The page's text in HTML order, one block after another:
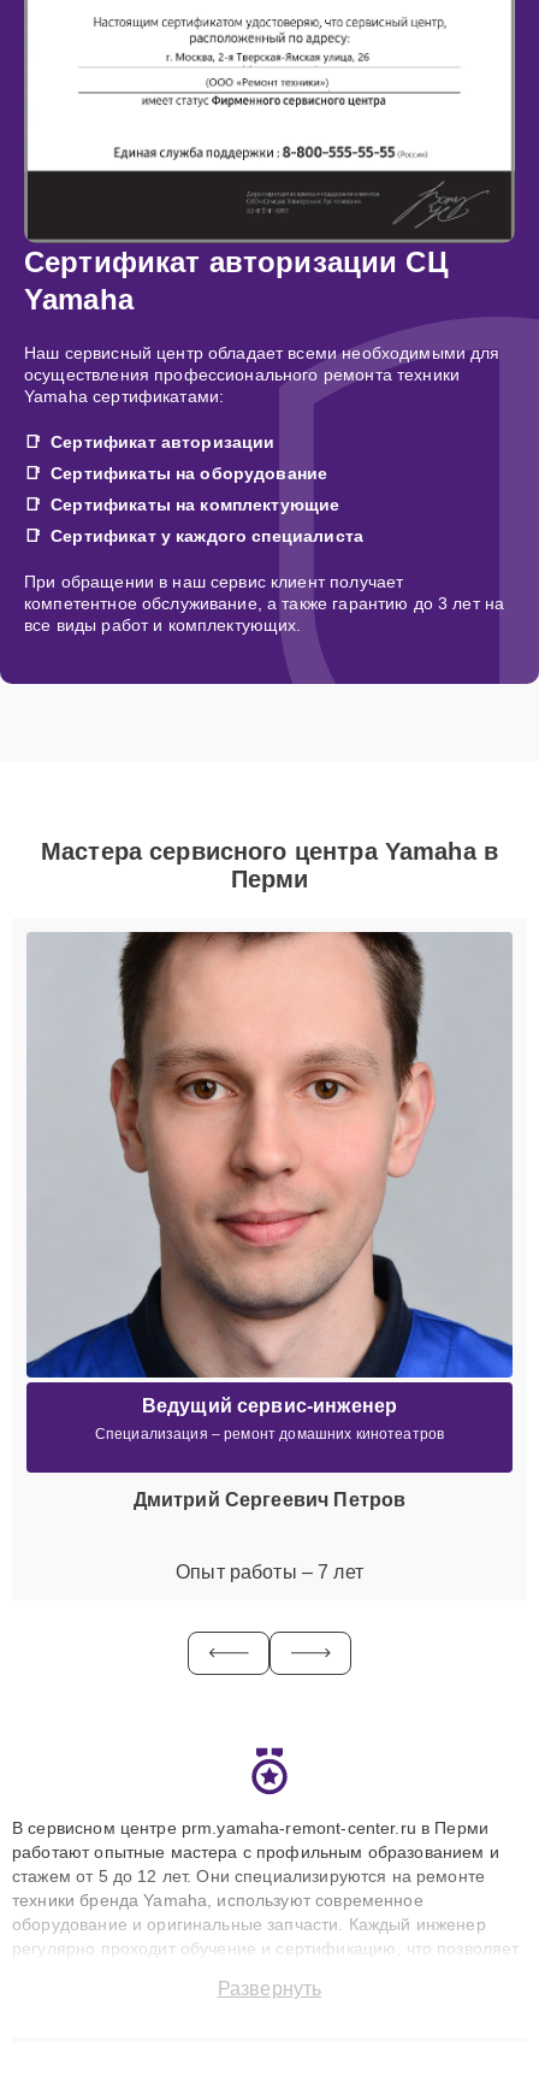
Сертификат авторизации СЦ
Yamaha
Наш сервисный центр обладает всеми необходимыми для
осуществления профессионального ремонта техники
Yamaha сертификатами:
Сертификат авторизации
Сертификаты на оборудование
Сертификаты на комплектующие
Сертификат у каждого специалиста
При обращении в наш сервис клиент получает
компетентное обслуживание, а также гарантию до 3 лет на
все виды работ и комплектующих.
Мастера сервисного центра Yamaha в
Перми
Ведущий сервис-инженер
Специализация – ремонт домашних кинотеатров
Дмитрий Сергеевич Петров
Опыт работы – 7 лет
В сервисном центре prm.yamaha-remont-center.ru в Перми
работают опытные мастера с профильным образованием и
стажем от 5 до 12 лет. Они специализируются на ремонте
техники бренда Yamaha, используют современное
оборудование и оригинальные запчасти. Каждый инженер
регулярно проходит обучение и сертификацию, что позволяет
технику с сохранением гарантии до 3 лет. Наши мастера
Развернуть